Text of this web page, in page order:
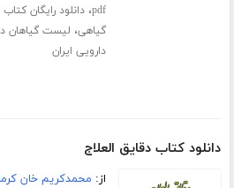
pdf،دانلود رایگان
گیاهی، لیست گیاهان
دارویی ایران
دانلود کتاب دقایق العلاج
از: محمدکریم خان